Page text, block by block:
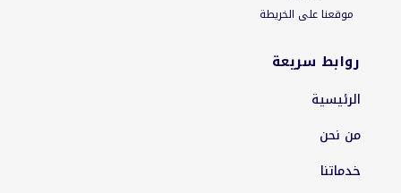
موقعنا على الخريطة
روابط سريعة
الرئيسية
من نحن
خدماتنا